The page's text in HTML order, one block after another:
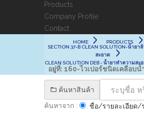
Products
Company Profile
Contact
HOME
PRODUCTS
SECTION 37-B CLEAN SOLUTION-น้ำยา
สะอาด
CLEAN SOLUTION DEB - น้ำยาทำความสะ
อยู่ที่: 160-ไวเปอร์ชนิดเคลือบน้
ค้นหาสินค้า
ค้นหาจาก :
ชื่อ/รายละเอียด/